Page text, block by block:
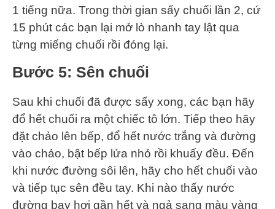
1 tiếng nữa. Trong thời gian sấy chuối lần 2, cứ
15 phút các bạn lại mở lò nhanh tay lật qua
từng miếng chuối rồi đóng lại.
Bước 5: Sên chuối
Sau khi chuối đã được sấy xong, các bạn hãy
đổ hết chuối ra một chiếc tô lớn. Tiếp theo hãy
đặt chảo lên bếp, đổ hết nước trắng và đường
vào chảo, bật bếp lửa nhỏ rồi khuấy đều. Đến
khi nước đường sôi lên, hãy cho hết chuối vào
và tiếp tục sên đều tay. Khi nào thấy nước
đường bay hơi gần hết và ngả sang màu vàng